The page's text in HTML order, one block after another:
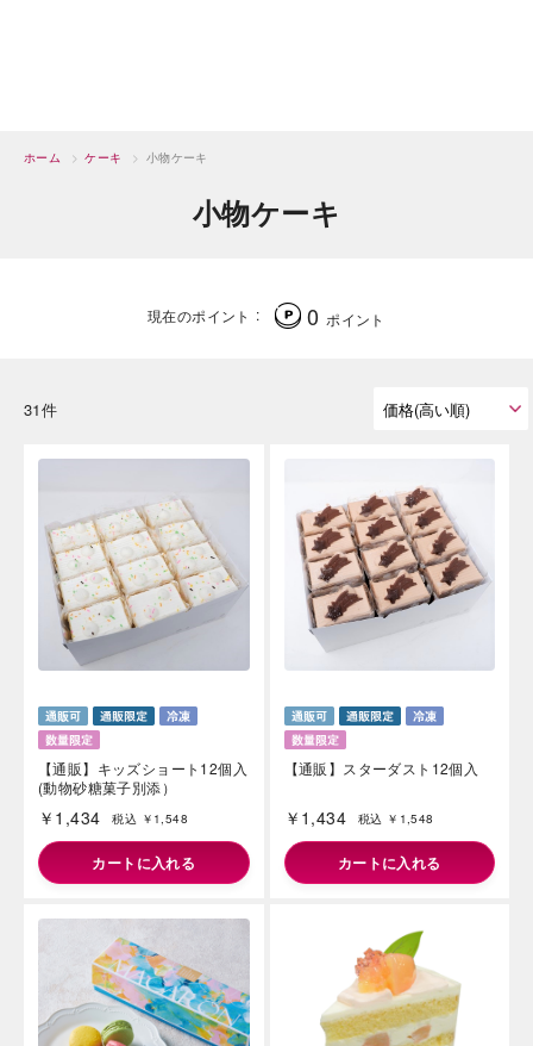
ホーム > ケーキ > 小物ケーキ
小物ケーキ
現在のポイント 0 ポイント
31件
【通販】キッズショート12個入
(動物砂糖菓子別添）
￥1,434 税込 ￥1,548
カートに入れる
【通販】スターダスト12個入
￥1,434 税込 ￥1,548
カートに入れる